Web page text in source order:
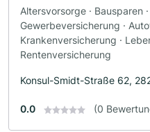
Altersvorsorge · Bausparen
Gewerbeversicherung ·
Krankenversicherung ·
Rentenversicherung
Konsul-Smidt-Straße 62,
0.0 (0